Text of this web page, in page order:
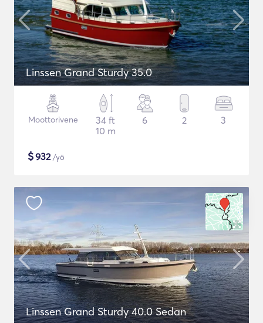
Linssen Grand Sturdy 35.0
Moottorivene
34 ft
10 m
6 2 3
$932/yö
Linssen Grand Sturdy 40.0 Sedan